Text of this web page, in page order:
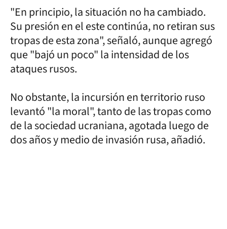
"En principio, la situación no ha cambiado.
Su presión en el este continúa, no retiran sus
tropas de esta zona", señaló, aunque agregó
que "bajó un poco" la intensidad de los
ataques rusos.
No obstante, la incursión en territorio ruso
levantó "la moral", tanto de las tropas como
de la sociedad ucraniana, agotada luego de
dos años y medio de invasión rusa, añadió.